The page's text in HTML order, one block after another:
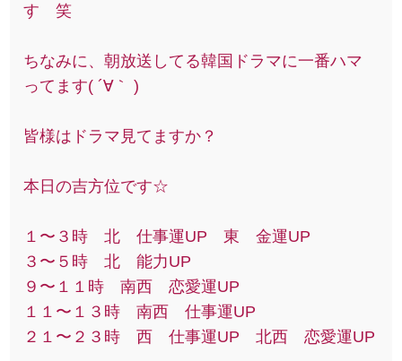
す 笑
ちなみに、朝放送してる韓国ドラマに一番ハマ
ってます( ´∀｀ )
皆様はドラマ見てますか？
本日の吉方位です☆
１〜３時 北 仕事運UP 東 金運UP
３〜５時 北 能力UP
９〜１１時 南西 恋愛運UP
１１〜１３時 南西 仕事運UP
２１〜２３時 西 仕事運UP 北西 恋愛運UP